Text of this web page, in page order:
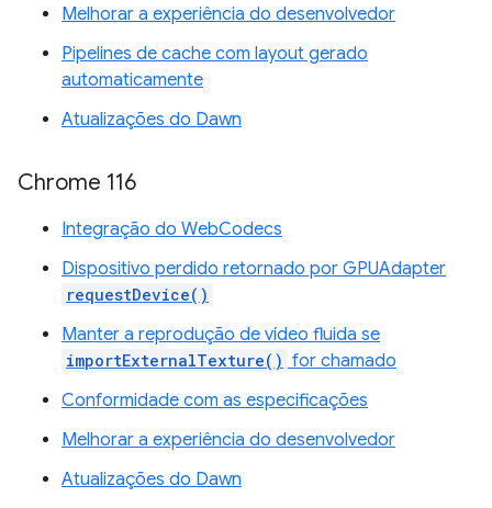
Melhorar a experiência do desenvolvedor
Pipelines de cache com layout gerado
automaticamente
Atualizações do Dawn
Chrome 116
Integração do WebCodecs
Dispositivo perdido retornado por GPUAdapter
requestDevice()
Manter a reprodução de vídeo fluida se
importExternalTexture() for chamado
Conformidade com as especificações
Melhorar a experiência do desenvolvedor
Atualizações do Dawn